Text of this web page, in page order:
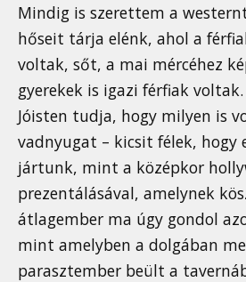
Mindig is szerettem a
hőseit tárja elénk, ahol a
voltak, sőt, a mai mércéhez
gyerekek is igazi férfiak voltak.
Jóisten tudja, hogy milyen is
vadnyugat – kicsit félek, hogy
jártunk, mint a középkor
prezentálásával, amelynek
átlagember ma úgy gondol
mint amelyben a dolgában
parasztember beült a